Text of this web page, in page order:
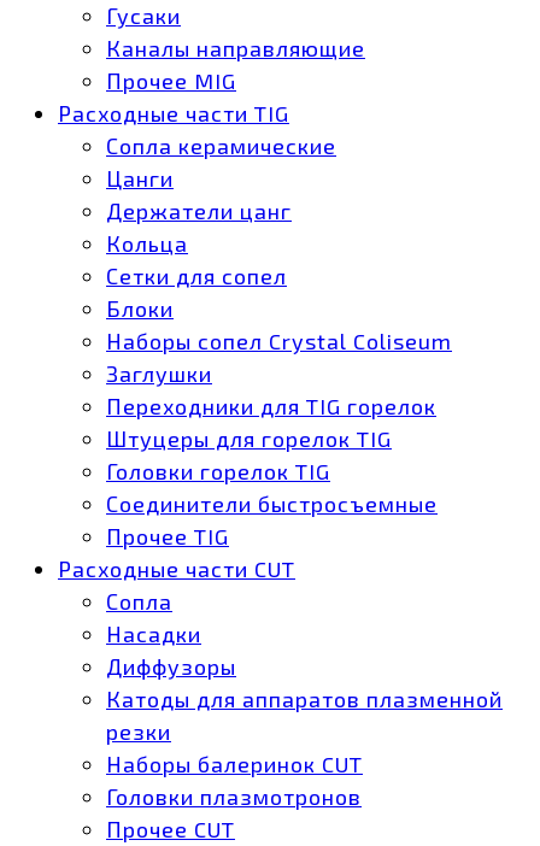
Гусаки
Каналы направляющие
Прочее MIG
Расходные части TIG
Сопла керамические
Цанги
Держатели цанг
Кольца
Сетки для сопел
Блоки
Наборы сопел Crystal Coliseum
Заглушки
Переходники для TIG горелок
Штуцеры для горелок TIG
Головки горелок TIG
Соединители быстросъемные
Прочее TIG
Расходные части CUT
Сопла
Насадки
Диффузоры
Катоды для аппаратов плазменной
резки
Наборы балеринок CUT
Головки плазмотронов
Прочее CUT